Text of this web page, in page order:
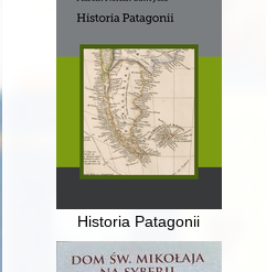
Historia Patagonii